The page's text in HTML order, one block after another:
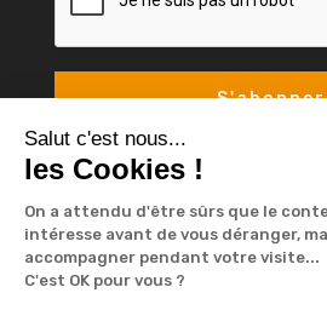
Salut c'est nous...
les Cookies !
On a attendu d'être sûrs que le
intéresse avant de vous déranger,
accompagner pendant votre visite...
C'est OK pour vous ?